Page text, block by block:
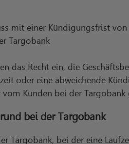
mit einer Kündigungsfrist
Targobank
das Recht ein, die
oder eine abweichende
Kunden bei der
bei der Targobank
Targobank, bei der eine